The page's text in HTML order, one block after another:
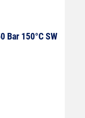
Bar 150°C SW